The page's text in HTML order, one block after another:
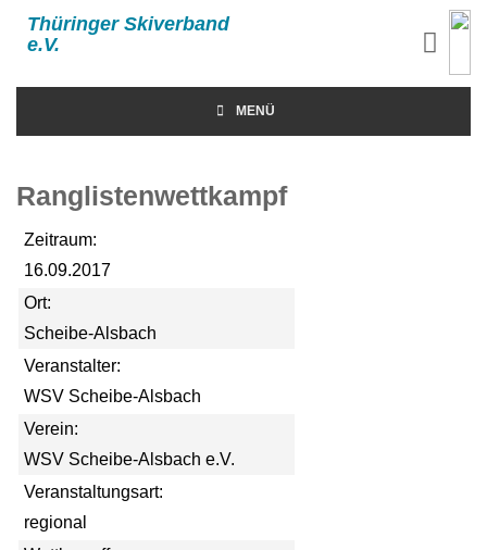
Thüringer Skiverband
e.V.
MENÜ
Ranglistenwettkampf
Zeitraum:
16.09.2017
Ort:
Scheibe-Alsbach
Veranstalter:
WSV Scheibe-Alsbach
Verein:
WSV Scheibe-Alsbach e.V.
Veranstaltungsart:
regional